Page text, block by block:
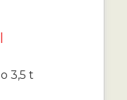
3,5 t